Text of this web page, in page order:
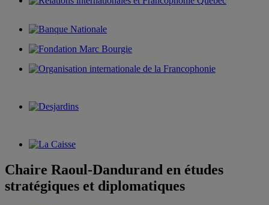
Chaire Raoul-Dandurand en études
stratégiques et diplomatiques